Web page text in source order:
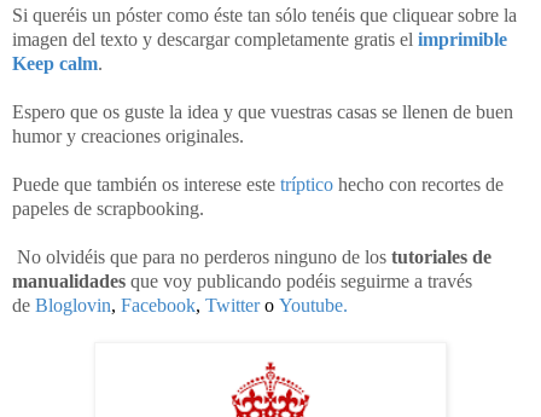
Si queréis un póster como éste tan sólo tenéis que cliquear sobre la
imagen del texto y descargar completamente gratis el imprimible
Keep calm.
Espero que os guste la idea y que vuestras casas se llenen de buen
humor y creaciones originales.
Puede que también os interese este tríptico hecho con recortes de
papeles de scrapbooking.
No olvidéis que para no perderos ninguno de los tutoriales de
manualidades que voy publicando podéis seguirme a través
de Bloglovin, Facebook, Twittero Youtube.